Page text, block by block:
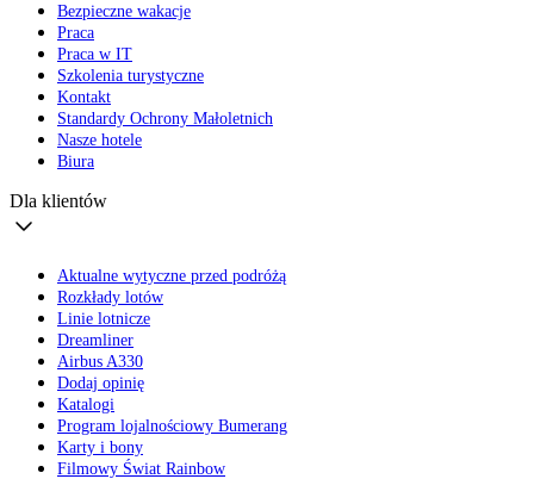
Bezpieczne wakacje
Praca
Praca w IT
Szkolenia turystyczne
Kontakt
Standardy Ochrony Małoletnich
Nasze hotele
Biura
Dla klientów
Aktualne wytyczne przed podróżą
Rozkłady lotów
Linie lotnicze
Dreamliner
Airbus A330
Dodaj opinię
Katalogi
Program lojalnościowy Bumerang
Karty i bony
Filmowy Świat Rainbow